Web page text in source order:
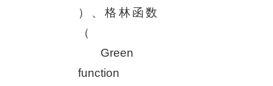
）、格林函数
（
Green
function